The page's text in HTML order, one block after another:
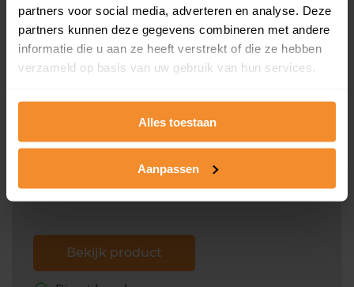
partners voor social media, adverteren en analyse. Deze
partners kunnen deze gegevens combineren met andere
informatie die u aan ze heeft verstrekt of die ze hebben
verzameld op basis van uw gebruik van hun services.
Alles toestaan
Aanpassen
Direct leverbaar
Een uitgebreid overzicht van het perceel en
dit inclusief de luchtfoto!
Bekijk product